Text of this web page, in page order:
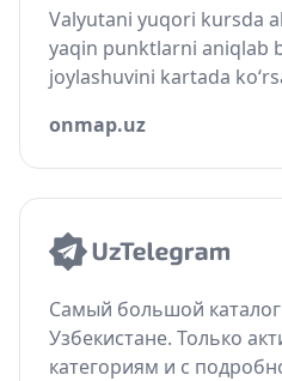
Valyutani yuqori kursda
yaqin punktlarni aniqlab
joylashuvini kartada
onmap.uz
Самый большой
Узбекистане. Только
категориям и с